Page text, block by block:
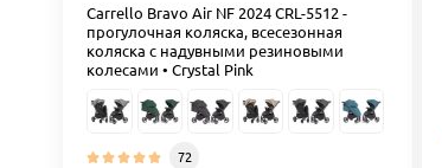
Carrello Bravo Air NF 2024 CRL-5512 -
прогулочная коляска, всесезонная
коляска с надувными резиновыми
колесами • Crystal Pink
72